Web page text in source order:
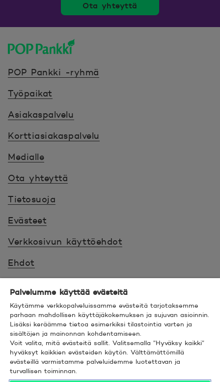
Ota yhteyttä
POP Pankki -ryhmä
Työpaikat
Asiakaspalvelu
Korttiasiakaspalvelu
Medialle
Ota yhteyttä
Tietosuoja
Evästeet
Verkkosivun käyttöehdot
Ehdot
Saavutettavuus
Hyödyllistä tietää
© 2026 POP Pankki,Hevosenkenkä 3, 02600
ESPOO
Palvelumme käyttää evästeitä
Käytämme verkkopalveluissamme evästeitä tarjotaksemme
parhaan mahdollisen käyttäjäkokemuksen ja sujuvan asioinnin.
Lisäksi keräämme tietoa esimerkiksi tilastointia varten ja
sisältöjen ja mainonnan kohdentamiseen.
Voit valita, mitä evästeitä sallit. Valitsemalla ”Hyväksy kaikki”
hyväksyt kaikkien evästeiden käytön. Välttämättömillä
evästeillä varmistamme palveluidemme luotettavan ja
turvallisen toiminnan.